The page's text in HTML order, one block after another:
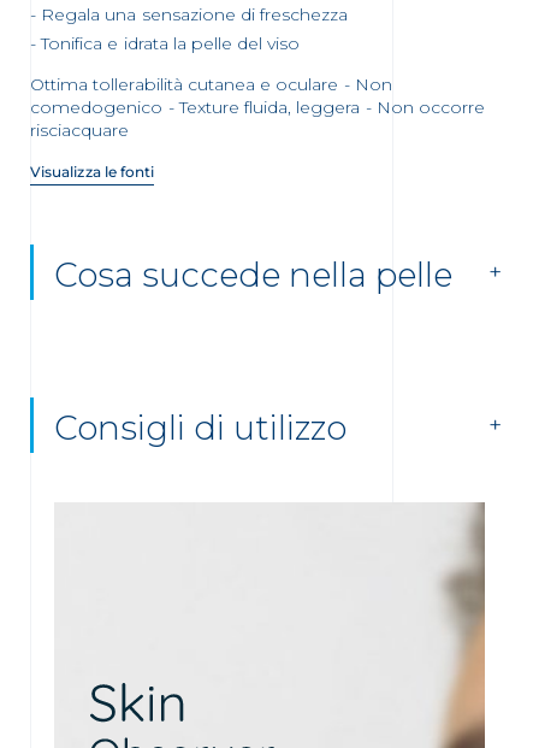
Regala una sensazione di freschezza
Tonifica e idrata la pelle del viso
Ottima tollerabilità cutanea e oculare - Non
comedogenico - Texture fluida, leggera - Non occorre
risciacquare
Visualizza le fonti
Cosa succede nella pelle
Consigli di utilizzo